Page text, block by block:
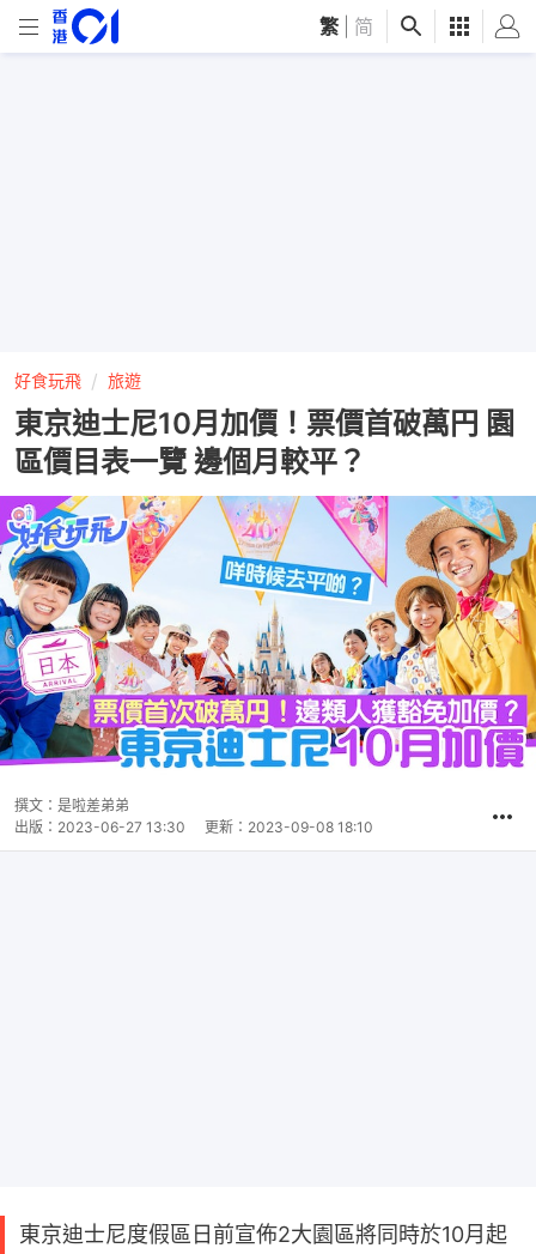
繁 简
好食玩飛 旅遊
東京迪士尼10月加價！票價首破萬円 園
區價目表一覽 邊個月較平？
撰文： 是啦差弟弟
出版： 2023-06-27 13:30 更新： 2023-09-08 18:10
東京迪士尼度假區日前宣佈2大園區將同時於10月起